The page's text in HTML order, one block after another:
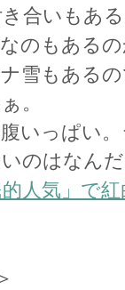
合いもあ
のもある
雪もある
。
いっぱい
のはなん
人気」で